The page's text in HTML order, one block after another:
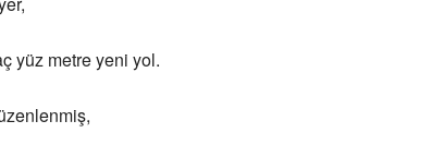
yüz metre yeni yol.